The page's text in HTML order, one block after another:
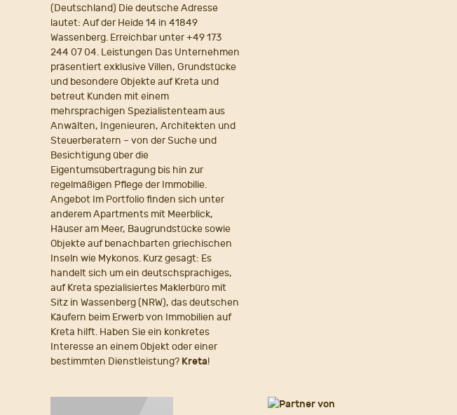
(Deutschland) Die deutsche Adresse
lautet: Auf der Heide 14 in 41849
Wassenberg. Erreichbar unter +49 173
244 07 04. Leistungen Das Unternehmen
präsentiert exklusive Villen, Grundstücke
und besondere Objekte auf Kreta und
betreut Kunden mit einem
mehrsprachigen Spezialistenteam aus
Anwälten, Ingenieuren, Architekten und
Steuerberatern – von der Suche und
Besichtigung über die
Eigentumsübertragung bis hin zur
regelmäßigen Pflege der Immobilie.
Angebot Im Portfolio finden sich unter
anderem Apartments mit Meerblick,
Häuser am Meer, Baugrundstücke sowie
Objekte auf benachbarten griechischen
Inseln wie Mykonos. Kurz gesagt: Es
handelt sich um ein deutschsprachiges,
auf Kreta spezialisiertes Maklerbüro mit
Sitz in Wassenberg (NRW), das deutschen
Käufern beim Erwerb von Immobilien auf
Kreta hilft. Haben Sie ein konkretes
Interesse an einem Objekt oder einer
bestimmten Dienstleistung? Kreta!